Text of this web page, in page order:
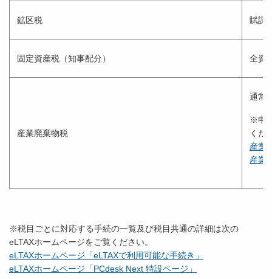
鉱区税 賦課
固定資産税（知事配分） 全資
産業廃棄物税
通常
※申
くだ
産業
産業
※税目ごとに対応する手続の一覧及び税目共通の詳細は次の
eLTAXホームページをご覧ください。
eLTAXホームページ「eLTAXで利用可能な手続き」
eLTAXホームページ「PCdesk Next 特設ページ」